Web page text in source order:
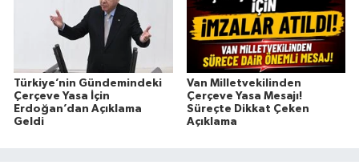
Türkiye’nin Gündemindeki
Çerçeve Yasa İçin
Erdoğan’dan Açıklama
Geldi
Van Milletvekilinden
Çerçeve Yasa Mesajı!
Süreçte Dikkat Çeken
Açıklama